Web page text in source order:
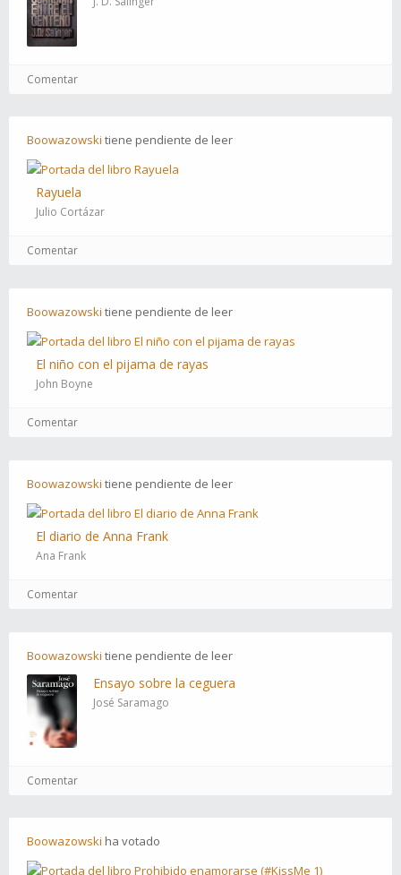
Comentar
Boowazowski tiene pendiente de leer
Rayuela
Julio Cortázar
Comentar
Boowazowski tiene pendiente de leer
El niño con el pijama de rayas
John Boyne
Comentar
Boowazowski tiene pendiente de leer
El diario de Anna Frank
Ana Frank
Comentar
Boowazowski tiene pendiente de leer
Ensayo sobre la ceguera
José Saramago
Comentar
Boowazowski ha votado